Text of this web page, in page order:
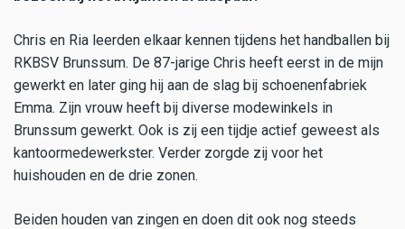
Chris en Ria leerden elkaar kennen tijdens het handballen bij
RKBSV Brunssum. De 87-jarige Chris heeft eerst in de mijn
gewerkt en later ging hij aan de slag bij schoenenfabriek
Emma. Zijn vrouw heeft bij diverse modewinkels in
Brunssum gewerkt. Ook is zij een tijdje actief geweest als
kantoormedewerkster. Verder zorgde zij voor het
huishouden en de drie zonen.
Beiden houden van zingen en doen dit ook nog steeds